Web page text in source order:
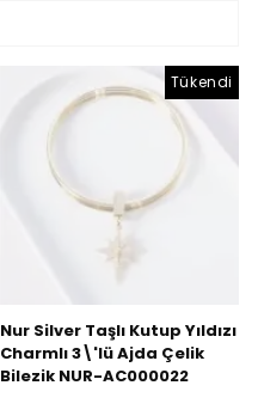
Tükendi
Nur Silver Taşlı Kutup Yıldızı
Charmlı 3\'lü Ajda Çelik
Bilezik NUR-AC000022